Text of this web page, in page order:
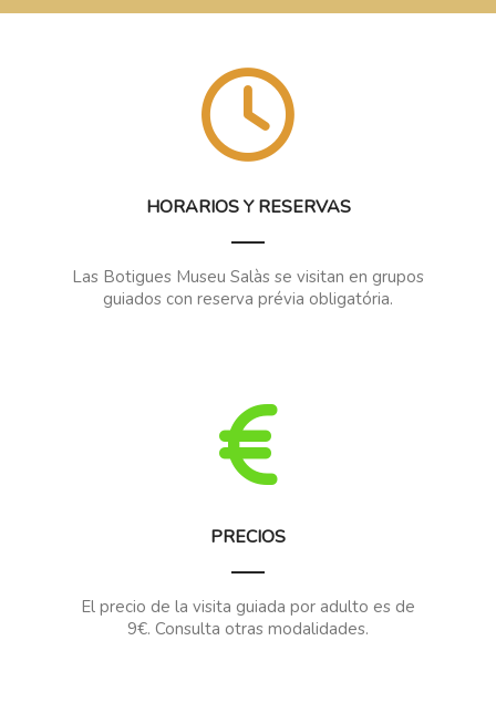
HORARIOS Y RESERVAS
Las Botigues Museu Salàs se visitan en grupos
guiados con reserva prévia obligatória.
PRECIOS
El precio de la visita guiada por adulto es de
9€. Consulta otras modalidades.